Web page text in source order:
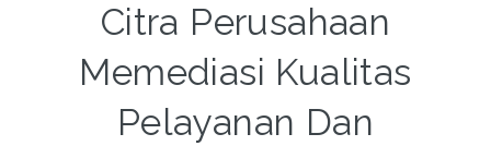
Citra Perusahaan
Memediasi Kualitas
Pelayanan Dan